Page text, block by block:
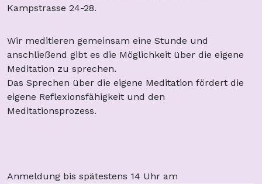
Kampstrasse 24-28.
Wir meditieren gemeinsam eine Stunde und
anschließend gibt es die Möglichkeit über die eigene
Meditation zu sprechen.
Das Sprechen über die eigene Meditation fördert die
eigene Reflexionsfähigkeit und den
Meditationsprozess.
Anmeldung bis spätestens 14 Uhr am